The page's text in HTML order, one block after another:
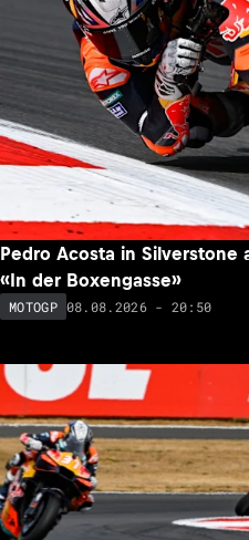
Pedro Acosta in Silverstone
«In der Boxengasse»
MOTOGP 08.08.2026 - 20:50